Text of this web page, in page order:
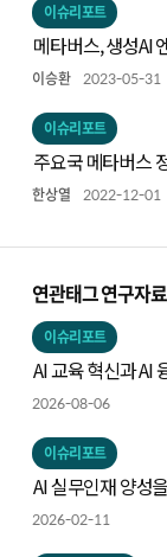
이슈리포트
메타버스, 생성AI
이승환 2023-05-31
이슈리포트
주요국 메타버스
한상열 2022-12-01
연관태그 연구자료
이슈리포트
AI 교육 혁신과 AI
시사점
2026-08-06
이슈리포트
AI 실무인재 양성
2026-02-11